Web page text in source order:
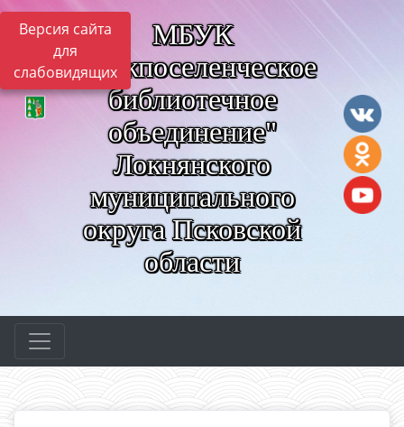
Версия сайта
для
слабовидящих
МБУК
"Межпоселенческое
библиотечное
объединение"
Локнянского
муниципального
округа Псковской
области